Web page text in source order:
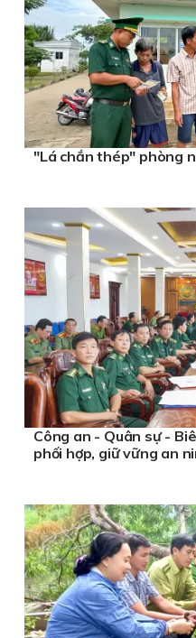
"Lá chắn thép" phòng
Công an - Quân sự -
phối hợp, giữ vững an